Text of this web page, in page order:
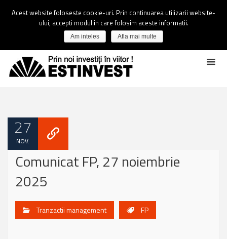
27
NOV.
Comunicat FP, 27 noiembrie
2025
Tranzactii management FP
Acest website foloseste cookie-uri. Prin continuarea utilizarii website-
ului, accepti modul in care folosim aceste informatii.
Am inteles Afla mai multe